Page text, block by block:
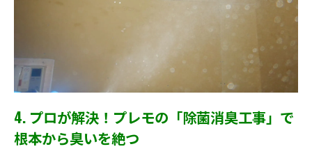
4. プロが解決！プレモの「除菌消臭工事」で
根本から臭いを絶つ